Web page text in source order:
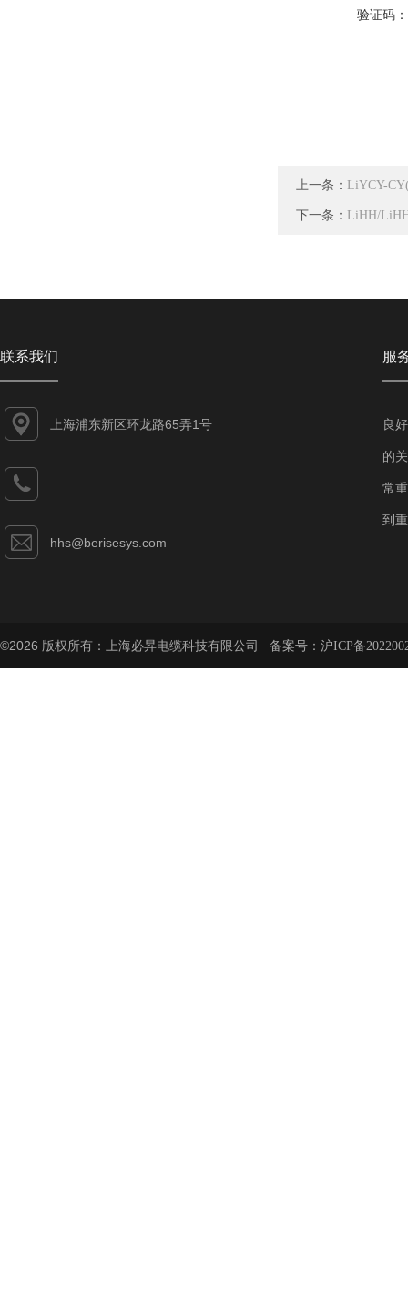
验证码：
上一条： LiYCY-
下一条： LiHH/
联系我们
上海浦东新区环龙路65弄1号
hhs@berisesys.com
服
良
的
常
到
©2026 版权所有：上海必昇电缆科技有限公司 备案号： 沪ICP备